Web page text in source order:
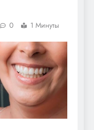
0 1 Минуты